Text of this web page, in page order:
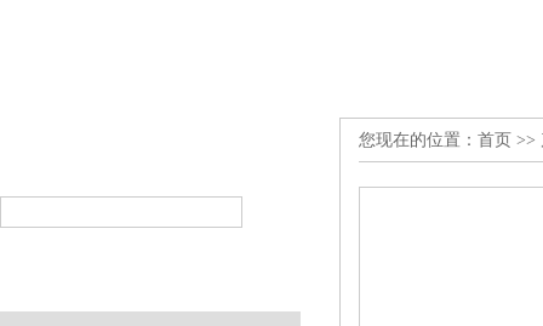
您现在的位置： 首页 >>